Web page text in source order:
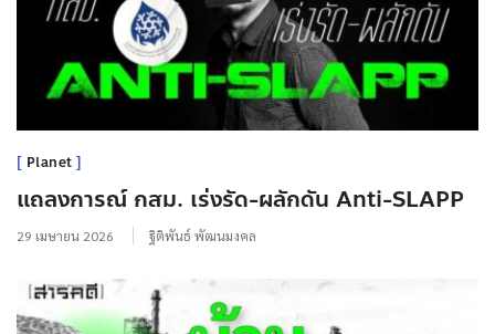
Planet
แถลงการณ์ กสม. เร่งรัด-ผลักดัน Anti-SLAPP
29 เมษายน 2026 ฐิติพันธ์ พัฒนมงคล